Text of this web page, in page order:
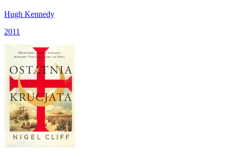
Hugh Kennedy
2011